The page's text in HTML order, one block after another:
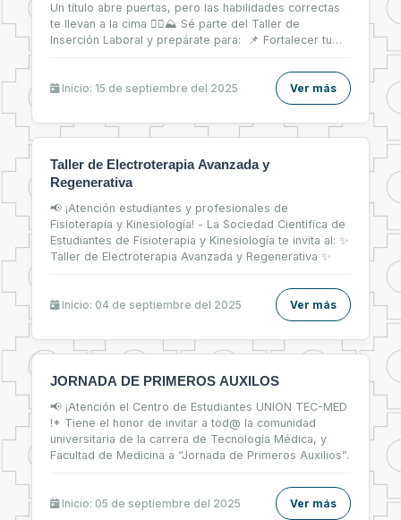
Un título abre puertas, pero las habilidades correctas
te llevan a la cima 🧗‍♀⛰ Sé parte del Taller de
Inserción Laboral y prepárate para: 📌 Fortalecer tu
primeros pasos firmes en el mercado laboral 💼
Inicio: 15 de septiembre del 2025
Ver más
Taller de Electroterapia Avanzada y
Regenerativa
📢 ¡Atención estudiantes y profesionales de
Fisioterapia y Kinesiología! - La Sociedad Científica de
Estudiantes de Fisioterapia y Kinesiología te invita al: ✨
Taller de Electroterapia Avanzada y Regenerativa ✨
Inicio: 04 de septiembre del 2025 Ver más
JORNADA DE PRIMEROS AUXILOS
📢 ¡Atención el Centro de Estudiantes UNION TEC-MED
!* Tiene el honor de invitar a tod@ la comunidad
universitaria de la carrera de Tecnología Médica, y
Facultad de Medicina a “Jornada de Primeros Auxilios”.
Inicio: 05 de septiembre del 2025 Ver más